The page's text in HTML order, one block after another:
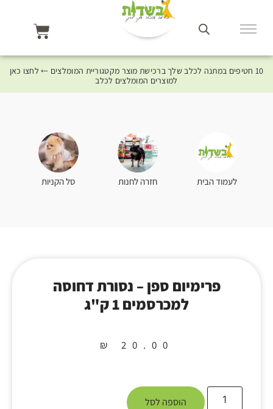
10 חטיפים במתנה לכלב שלך ברכישת מוצר מקטגוריית המומלצים ⤎ לחצו כאן
למוצרים המומלצים לכלב
לעמוד הבית חזרה לחנות סל הקניות
פרימיום ספן – נסורת דחוסה
למכרסמים 1 ק"ג
₪ 20.00
הוספה לסל